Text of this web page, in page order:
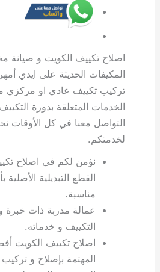
اصلاح تكييف الكويت و صيانة
المكيفات الحديثة على ايدي
تركيب تكييف عادي او مركزي
الخدمات المتعلقة بدورة
التواصل معنا في كل الأوقات
لخدمتكم.
نؤمن لكم في اصلاح
القطع التبديلية
مناسبة.
عمالة مدربة ذات
التكييف و خدماته.
اصلاح تكييف الكويت
المهتمة بإصلاح و